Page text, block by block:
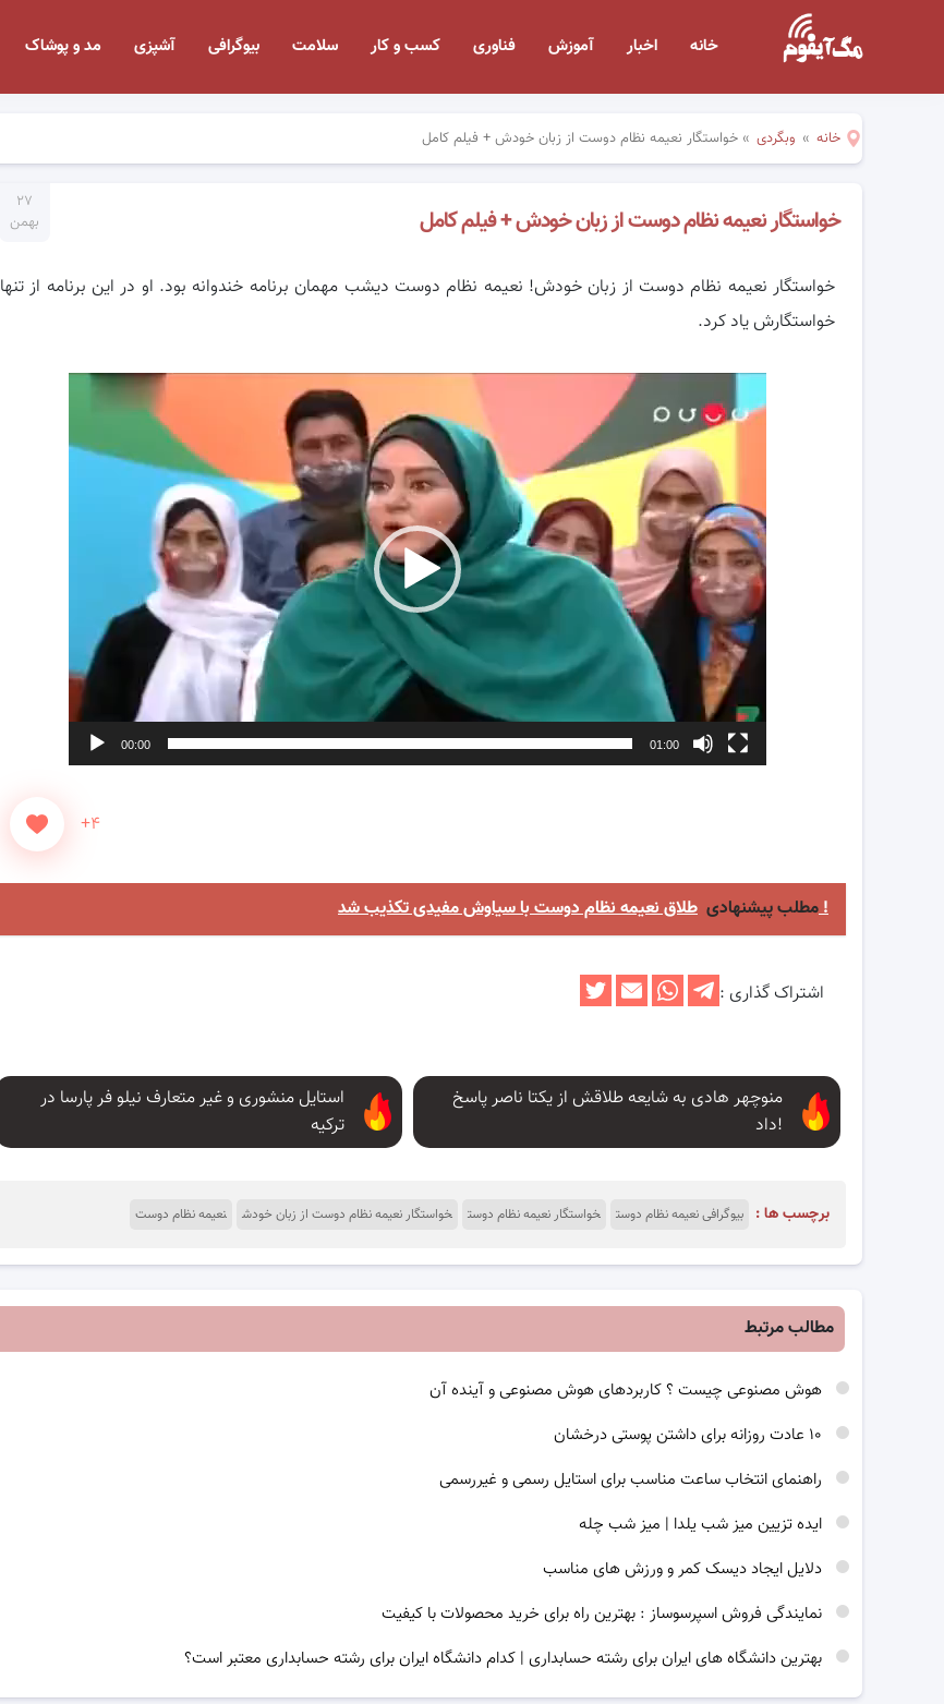
خانه اخبار آموزش فناوری کسب و کار سلامت بیوگرافی آشپزی مد و پوشاک
خانه » وبگردی » خواستگار نعیمه نظام دوست از زبان خودش + فیلم کامل
۲۷
بهمن
خواستگار نعیمه نظام دوست از زبان خودش + فیلم کامل
خواستگار نعیمه نظام دوست از زبان خودش! نعیمه نظام دوست دیشب مهمان برنامه خندوانه بود. او در این برنامه از تنها
خواستگارش یاد کرد.
نمایشگر
ویدیو
00:00 01:00
+۴
مطلب پیشنهادیطلاق نعیمه نظام دوست با سیاوش مفیدی تکذیب شد !
اشتراک گذاری :
استایل منشوری و غیر متعارف نیلو فر پارسا در
ترکیه
منوچهر هادی به شایعه طلاقش از یکتا ناصر پاسخ
داد!
برچسب ها : بیوگرافی نعیمه نظام دوست خواستگار نعیمه نظام دوست خواستگار نعیمه نظام دوست از زبان خودش نعیمه نظام دوست
مطالب مرتبط
هوش مصنوعی چیست ؟ کاربردهای هوش مصنوعی و آینده آن
راهنمای انتخاب ساعت مناسب برای استایل رسمی و غیررسمی
ایده تزیین میز شب یلدا | میز شب چله
دلایل ایجاد دیسک کمر و ورزش های مناسب
نمایندگی فروش اسپرسوساز : بهترین راه برای خرید محصولات با کیفیت
بهترین دانشگاه های ایران برای رشته حسابداری | کدام دانشگاه ایران برای رشته حسابداری معتبر است؟